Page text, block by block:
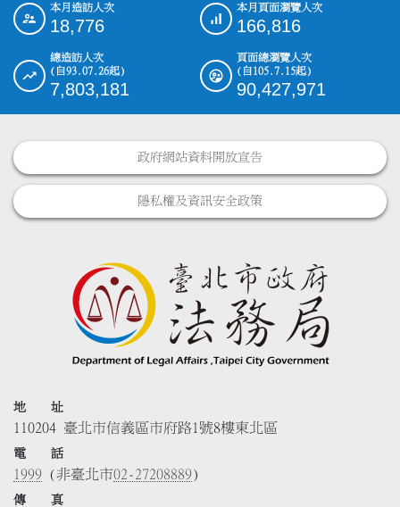
::: 本月造訪人次
18,776
本月頁面瀏覽人次
166,816
總造訪人次
(自93.07.26起)
7,803,181
頁面總瀏覽人次
(自105.7.15起)
90,427,971
政府網站資料開放宣告
隱私權及資訊安全政策
地 址
110204 臺北市信義區市府路1號8樓東北區
電 話
1999 (非臺北市02-27208889)
傳 真